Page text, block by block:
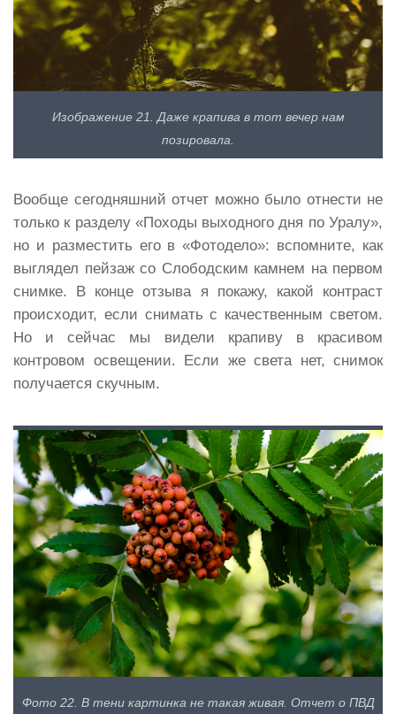
Изображение 21. Даже крапива в тот вечер нам
позировала.
Вообще сегодняшний отчет можно было отнести не
только к разделу «Походы выходного дня по Уралу»,
но и разместить его в «Фотодело»: вспомните, как
выглядел пейзаж со Слободским камнем на первом
снимке. В конце отзыва я покажу, какой контраст
происходит, если снимать с качественным светом.
Но и сейчас мы видели крапиву в красивом
контровом освещении. Если же света нет, снимок
получается скучным.
Фото 22. В тени картинка не такая живая. Отчет о ПВД